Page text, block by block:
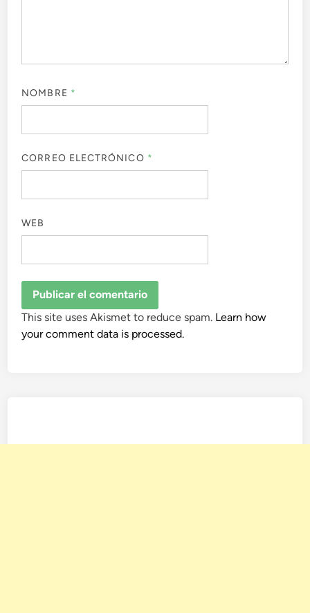
NOMBRE *
CORREO ELECTRÓNICO *
WEB
This site uses Akismet to reduce spam. Learn how
your comment data is processed.